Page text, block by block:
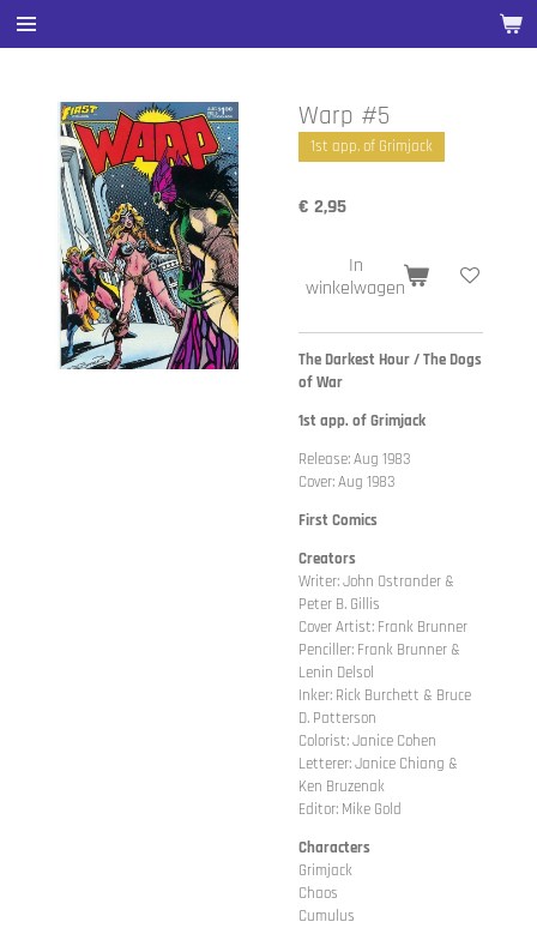
Ga
direct
hoofdinhoud
Warp #5
1st app. of Grimjack
€ 2,95
In
winkelwagen
The Darkest Hour / The Dogs
of War
1st app. of Grimjack
Release: Aug 1983
Cover: Aug 1983
First Comics
Creators
Writer: John Ostrander &
Peter B. Gillis
Cover Artist: Frank Brunner
Penciller: Frank Brunner &
Lenin Delsol
Inker: Rick Burchett & Bruce
D. Patterson
Colorist: Janice Cohen
Letterer: Janice Chiang &
Ken Bruzenak
Editor: Mike Gold
Characters
Grimjack
Chaos
Cumulus